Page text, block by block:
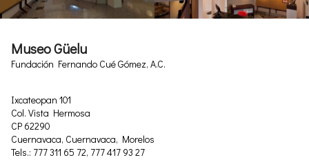
Museo Güelu
Fundación Fernando Cué Gómez, A.C.
Ixcateopan 101
Col. Vista Hermosa
CP 62290
Cuernavaca, Cuernavaca, Morelos
Tels.: 777 311 65 72, 777 417 93 27